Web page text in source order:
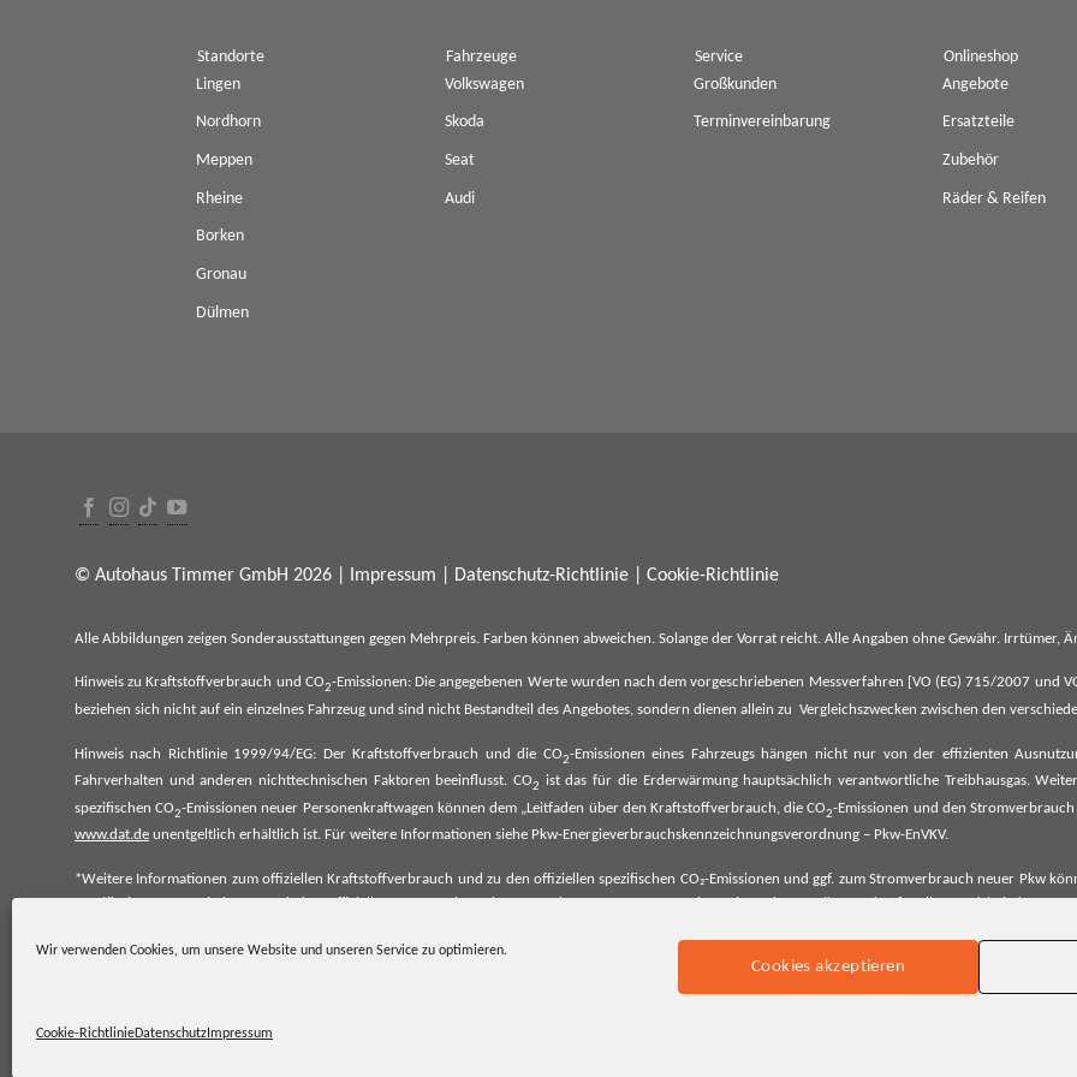
Wir verwenden Cookies, um unsere Website und unseren Service zu optimieren.
Cookies akzeptieren
Cookie-RichtlinieDatenschutzImpressum
Standorte
Lingen
Nordhorn
Meppen
Rheine
Borken
Gronau
Dülmen
Fahrzeuge
Volkswagen
Skoda
Seat
Audi
Service
Großkunden
Terminvereinbarung
Onlineshop
Angebote
Ersatzteile
Zubehör
Räder & Reifen
© Autohaus Timmer GmbH 2026 | Impressum Datenschutz-Richtlinie Cookie-Richtlinie
Alle Abbildungen zeigen Sonderausstattungen gegen Mehrpreis. Farben können abweichen. Solange der Vorrat reicht. Alle Angaben ohne Gewähr. Irrtümer,
Hinweis zu Kraftstoffverbrauch und CO2-Emissionen: Die angegebenen Werte wurden nach dem vorgeschriebenen Messverfahren [VO (EG) 715/2007 und
beziehen sich nicht auf ein einzelnes Fahrzeug und sind nicht Bestandteil des Angebotes, sondern dienen allein zu Vergleichszwecken zwischen den
Hinweis nach Richtlinie 1999/94/EG: Der Kraftstoffverbrauch und die CO2-Emissionen eines Fahrzeugs hängen nicht nur von der effizienten
Fahrverhalten und anderen nichttechnischen Faktoren beeinflusst. CO2
ist das für die Erderwärmung hauptsächlich verantwortliche Treibhausgas.
spezifischen CO2-Emissionen neuer Personenkraftwagen können dem „Leitfaden über den Kraftstoffverbrauch, die CO2-Emissionen und den
www.dat.de unentgeltlich erhältlich ist. Für weitere Informationen siehe Pkw-Energieverbrauchskennzeichnungsverordnung – Pkw-EnVKV.
*Weitere Informationen zum offiziellen Kraftstoffverbrauch und zu den offiziellen spezifischen CO₂-Emissionen und ggf. zum Stromverbrauch neuer Pkw
spezifischen CO₂-Emissionen und den offiziellen Stromverbrauch neuer Pkw entnommen werden. Dieser ist an allen Verkaufsstellen und bei der